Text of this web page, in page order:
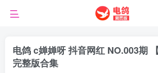
电鸽 c婵婵呀 抖音网红 NO.003期
完整版合集